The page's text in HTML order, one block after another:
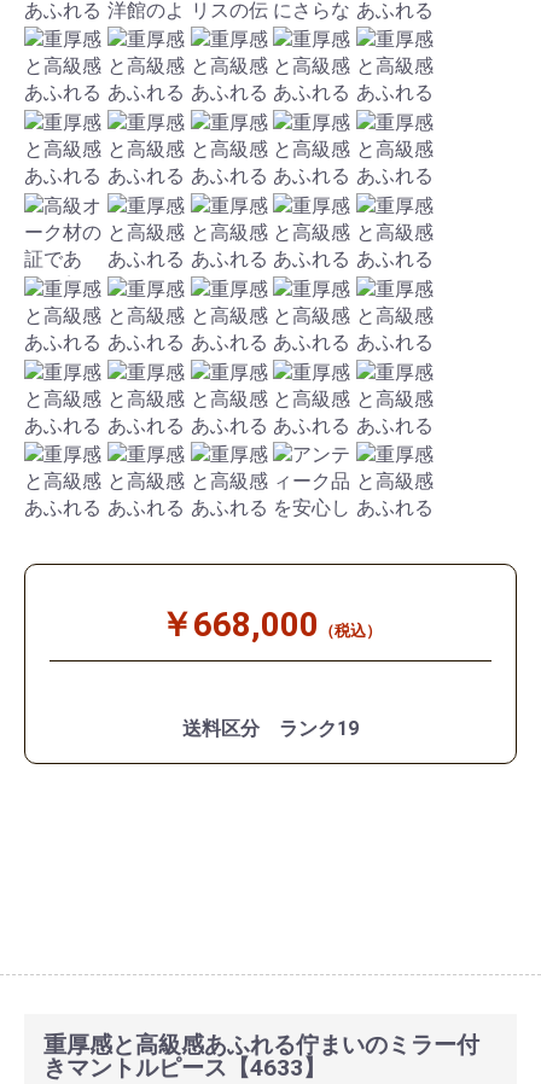
￥668,000 （税込）
送料区分 ランク19
重厚感と高級感あふれる佇まいのミラー付
きマントルピース【4633】